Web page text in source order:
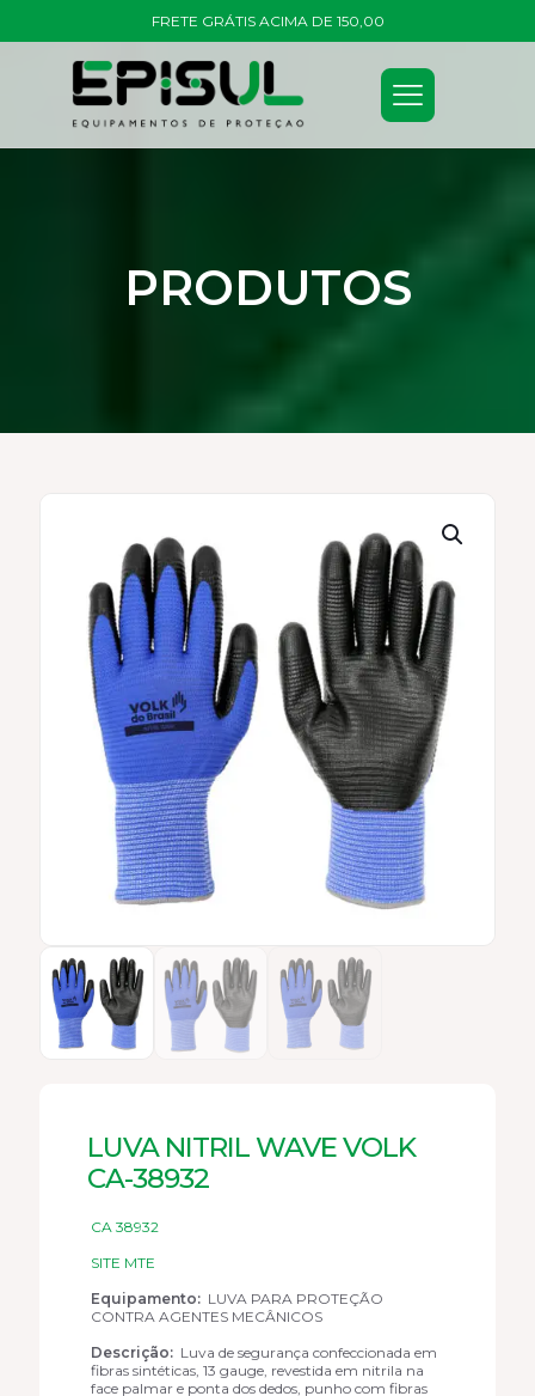
FRETE GRÁTIS ACIMA DE 150,00
PRODUTOS
LUVA NITRIL WAVE VOLK
CA-38932
CA 38932
SITE MTE
Equipamento: LUVA PARA PROTEÇÃO
CONTRA AGENTES MECÂNICOS
Descrição: Luva de segurança confeccionada em
fibras sintéticas, 13 gauge, revestida em nitrila na
face palmar e ponta dos dedos, punho com fibras